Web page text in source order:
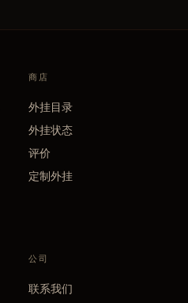
商店
外挂目录
外挂状态
评价
定制外挂
公司
联系我们